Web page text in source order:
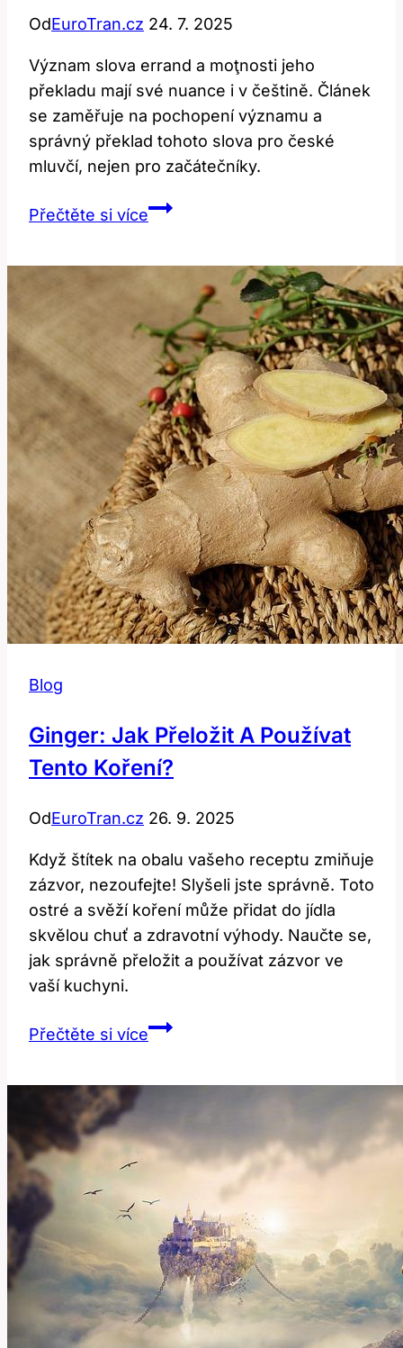
OdEuroTran.cz 24. 7. 2025
Význam slova errand a moţnosti jeho
překladu mají své nuance i v češtině. Článek
se zaměřuje na pochopení významu a
správný překlad tohoto slova pro české
mluvčí, nejen pro začátečníky.
Přečtěte si víceErrand:
překlad
nejen
pro
začátečníky
Blog
Ginger: Jak Přeložit A Používat
Tento Koření?
OdEuroTran.cz 26. 9. 2025
Když štítek na obalu vašeho receptu zmiňuje
zázvor, nezoufejte! Slyšeli jste správně. Toto
ostré a svěží koření může přidat do jídla
skvělou chuť a zdravotní výhody. Naučte se,
jak správně přeložit a používat zázvor ve
vaší kuchyni.
Přečtěte si víceGinger:
Používat
Tento